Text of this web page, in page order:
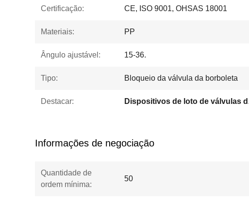
Certificação: CE, ISO 9001, OHSAS 18001
Materiais: PP
Ângulo ajustável: 15-36.
Tipo: Bloqueio da válvula da borboleta
Destacar:
Informações de negociação
Quantidade de
ordem mínima:
50